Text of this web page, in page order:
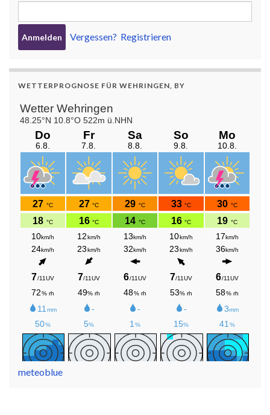
Vergessen? Registrieren
WETTERPROGNOSE FÜR WEHRINGEN, BY
meteoblue